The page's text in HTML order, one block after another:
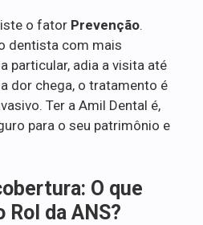
o fator Prevenção.
dentista com mais
particular, adia a visita até
dor chega, o tratamento é
Ter a Amil Dental é,
para o seu patrimônio e
O que
da ANS?